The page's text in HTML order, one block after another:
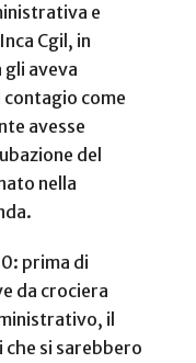
e
Cgil, in
aveva
come
avesse
del
nella
prima di
da crociera
il
si sarebbero